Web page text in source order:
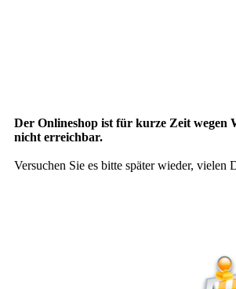
Der Onlineshop ist für kurze Zeit wegen
nicht erreichbar.
Versuchen Sie es bitte später wieder, vielen